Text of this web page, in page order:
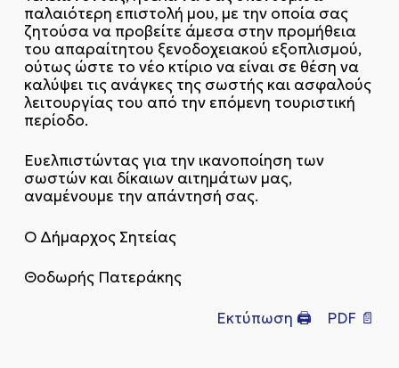
παλαιότερη επιστολή μου, με την οποία σας
ζητούσα να προβείτε άμεσα στην προμήθεια
του απαραίτητου ξενοδοχειακού εξοπλισμού,
ούτως ώστε το νέο κτίριο να είναι σε θέση να
καλύψει τις ανάγκες της σωστής και ασφαλούς
λειτουργίας του από την επόμενη τουριστική
περίοδο.
Ευελπιστώντας για την ικανοποίηση των
σωστών και δίκαιων αιτημάτων μας,
αναμένουμε την απάντησή σας.
Ο Δήμαρχος Σητείας
Θοδωρής Πατεράκης
Εκτύπωση 🖨 PDF 📄